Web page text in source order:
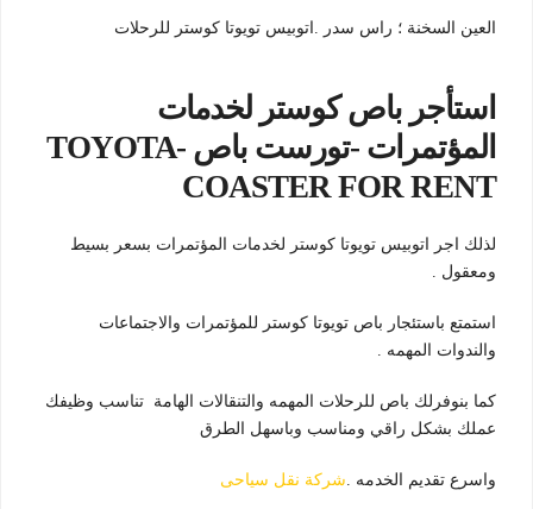
العين السخنة ؛ راس سدر .اتوبيس تويوتا كوستر للرحلات
استأجر باص كوستر لخدمات
المؤتمرات -تورست باص -TOYOTA
COASTER FOR RENT
لذلك اجر اتوبيس تويوتا كوستر لخدمات المؤتمرات بسعر بسيط
ومعقول .
استمتع باستئجار باص تويوتا كوستر للمؤتمرات والاجتماعات
والندوات المهمه .
كما بنوفرلك باص للرحلات المهمه والتنقالات الهامة تناسب وظيفك
عملك بشكل راقي ومناسب وباسهل الطرق
واسرع تقديم الخدمه .شركة نقل سياحى